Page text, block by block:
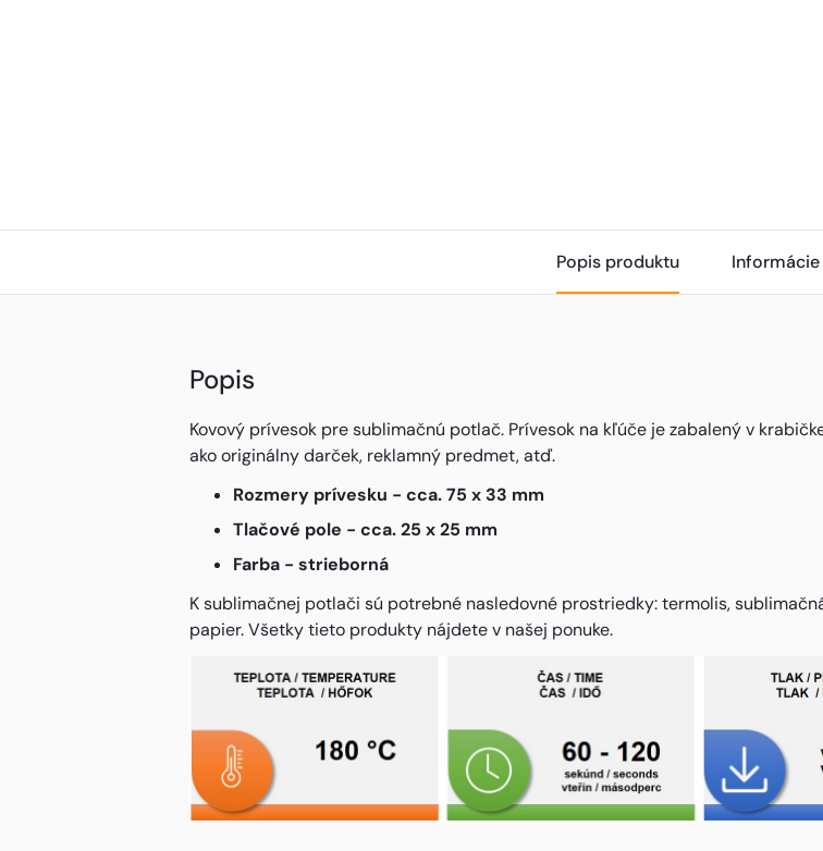
Popis produktu
Popis
Kovový prívesok pre sublimačnú potlač. Prívesok na kľúče je zabalený v
ako originálny darček, reklamný predmet, atď.
Rozmery prívesku - cca. 75 x 33 mm
Tlačové pole - cca. 25 x 25 mm
Farba - strieborná
K sublimačnej potlači sú potrebné nasledovné prostriedky: termolis,
papier. Všetky tieto produkty nájdete v našej ponuke.